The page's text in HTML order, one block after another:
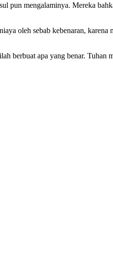
mengalaminya. Mereka
oleh sebab kebenaran,
berbuat apa yang benar. Tuhan